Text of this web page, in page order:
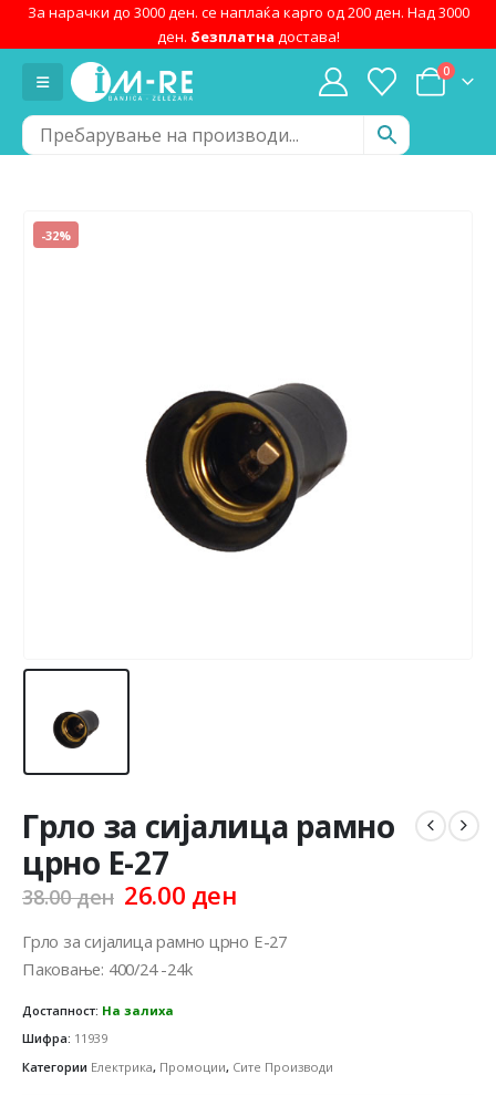
За нарачки до 3000 ден. се наплаќа карго од 200 ден. Над 3000
ден. безплатна достава!
0
-32%
Грло за сијалица рамно
црно Е-27
38.00ден Original
was:
38.00 ден.
26.00 денCurrent
is:
Грло за сијалица рамно црно Е-27
Паковање: 400/24 -24k
Достапност: На залиха
Шифра: 11939
Категории Електрика, Промоции, Сите Производи